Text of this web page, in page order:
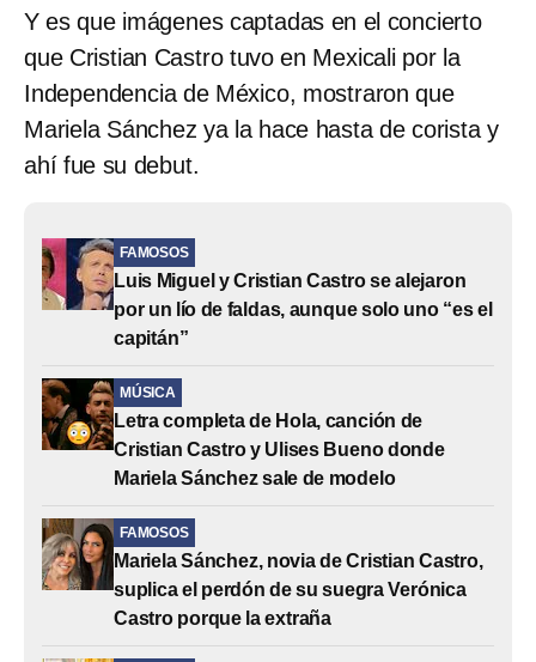
Y es que imágenes captadas en el concierto
que Cristian Castro tuvo en Mexicali por la
Independencia de México, mostraron que
Mariela Sánchez ya la hace hasta de corista y
ahí fue su debut.
FAMOSOS
Luis Miguel y Cristian Castro se alejaron
por un lío de faldas, aunque solo uno “es el
capitán”
MÚSICA
Letra completa de Hola, canción de
Cristian Castro y Ulises Bueno donde
Mariela Sánchez sale de modelo
FAMOSOS
Mariela Sánchez, novia de Cristian Castro,
suplica el perdón de su suegra Verónica
Castro porque la extraña